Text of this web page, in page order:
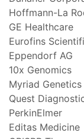
Hoffmann-La
GE Healthcare
Eurofins
Eppendorf AG
10x Genomics
Myriad Genetics
Quest
PerkinElmer
Editas Medicine